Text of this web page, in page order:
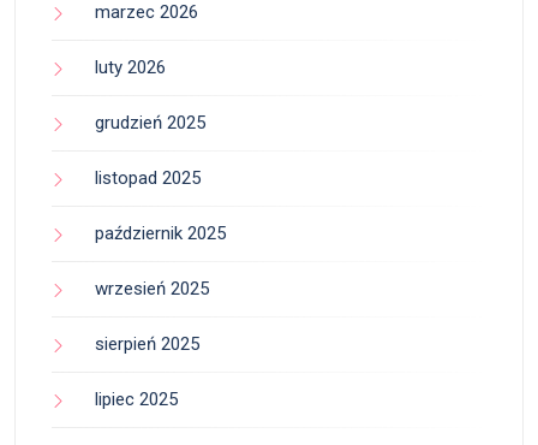
marzec 2026
luty 2026
grudzień 2025
listopad 2025
październik 2025
wrzesień 2025
sierpień 2025
lipiec 2025